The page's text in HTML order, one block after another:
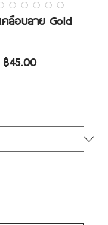
ลือบลาย Gold
฿45.00ราคา